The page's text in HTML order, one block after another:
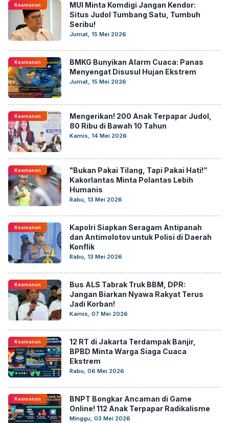
Keamanan
MUI Minta Komdigi Jangan Kendor:
Situs Judol Tumbang Satu, Tumbuh
Seribu!
Jumat, 15 Mei 2026
Keamanan
BMKG Bunyikan Alarm Cuaca: Panas
Menyengat Disusul Hujan Ekstrem
Jumat, 15 Mei 2026
Keamanan
Mengerikan! 200 Anak Terpapar Judol,
80 Ribu di Bawah 10 Tahun
Kamis, 14 Mei 2026
Keamanan
"Bukan Pakai Tilang, Tapi Pakai Hati!”
Kakorlantas Minta Polantas Lebih
Humanis
Rabu, 13 Mei 2026
Keamanan
Kapolri Siapkan Seragam Antipanah
dan Antimolotov untuk Polisi di Daerah
Konflik
Rabu, 13 Mei 2026
Keamanan
Bus ALS Tabrak Truk BBM, DPR:
Jangan Biarkan Nyawa Rakyat Terus
Jadi Korban!
Kamis, 07 Mei 2026
Keamanan
12 RT di Jakarta Terdampak Banjir,
BPBD Minta Warga Siaga Cuaca
Ekstrem
Rabu, 06 Mei 2026
Keamanan
BNPT Bongkar Ancaman di Game
Online! 112 Anak Terpapar Radikalisme
Minggu, 03 Mei 2026